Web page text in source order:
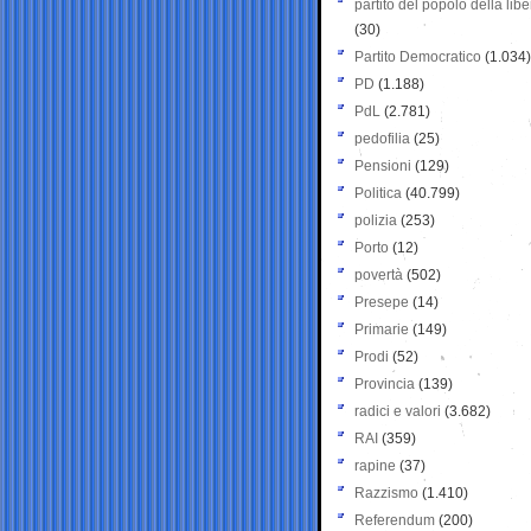
partito del popolo della
(30)
Partito Democratico (1.034)
PD (1.188)
PdL (2.781)
pedofilia (25)
Pensioni (129)
Politica (40.799)
polizia (253)
Porto (12)
povertà (502)
Presepe (14)
Primarie (149)
Prodi (52)
Provincia (139)
radici e valori (3.682)
RAI (359)
rapine (37)
Razzismo (1.410)
Referendum (200)